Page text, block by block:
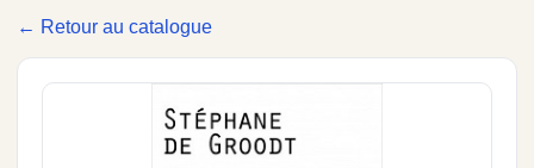
← Retour au catalogue